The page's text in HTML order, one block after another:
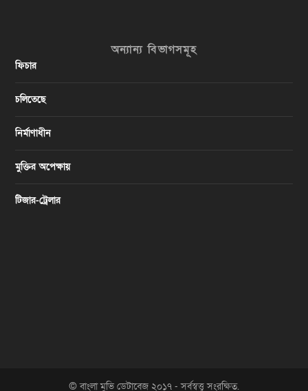
অন্যান্য বিভাগসমূহ
ফিচার
চলিতেছে
নির্মাণাধীন
মুক্তির অপেক্ষায়
টিজার-ট্রেলার
© বাংলা মুভি ডেটাবেজ ২০১৭ - সর্বস্বত্ত্ব সংরক্ষিত.